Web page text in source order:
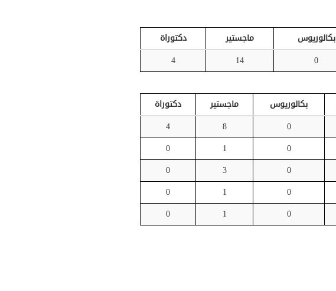
بكالوريوس ماجستير
دكتوراة
0
14
4
بكالوريوس ماجستير
دكتوراة
0
8
4
0
1
0
0
3
0
0
1
0
0
1
0